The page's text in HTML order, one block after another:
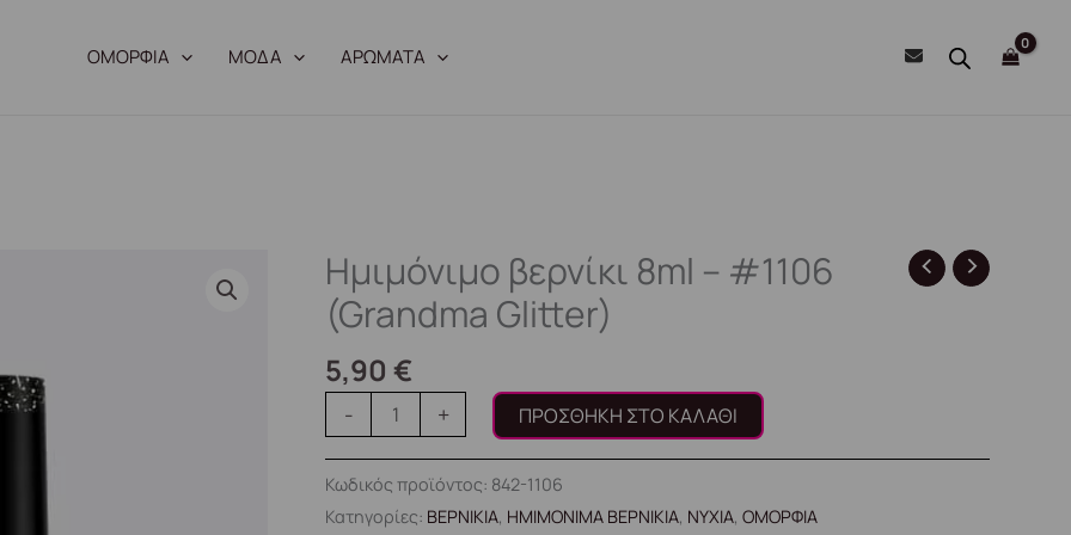
ΟΜΟΡΦΙΑ ΜΟΔΑ ΑΡΩΜΑΤΑ
Ημιμόνιμο βερνίκι 8ml – #1106
(Grandma Glitter)
5,90€
-
Ημιμόνιμο
βερνίκι
8ml
–
#1106
(Grandma
Glitter)
ποσότητα
+ ΠΡΟΣΘΉΚΗ ΣΤΟ ΚΑΛΆΘΙ
Κωδικός προϊόντος: 842-1106
Κατηγορίες: ΒΕΡΝΙΚΙΑ, ΗΜΙΜΟΝΙΜΑ ΒΕΡΝΙΚΙΑ, ΝΥΧΙΑ,ΟΜΟΡΦΙΑ